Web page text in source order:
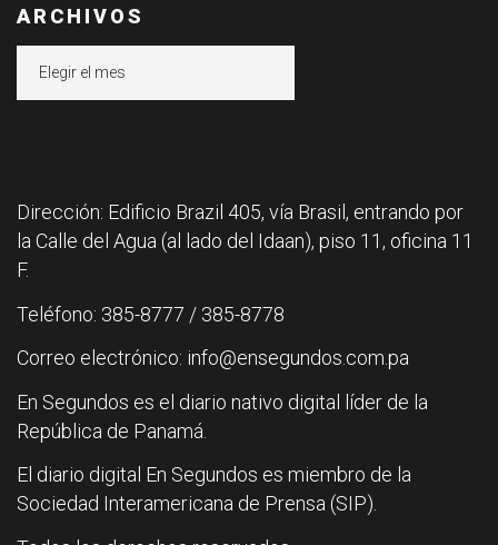
ARCHIVOS
Dirección: Edificio Brazil 405, vía Brasil, entrando por
la Calle del Agua (al lado del Idaan), piso 11, oficina 11
F.
Teléfono: 385-8777 / 385-8778
Correo electrónico: info@ensegundos.com.pa
En Segundos es el diario nativo digital líder de la
República de Panamá.
El diario digital En Segundos es miembro de la
Sociedad Interamericana de Prensa (SIP).